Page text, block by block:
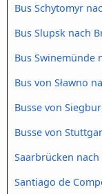
Bus Schytomyr
Bus Slupsk nach
Bus Swinemünde
Bus von Sławno
Busse von
Busse von
Saarbrücken
Santiago de